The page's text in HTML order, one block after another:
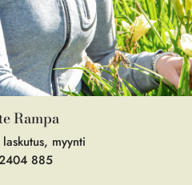
Rampa
myynti
885